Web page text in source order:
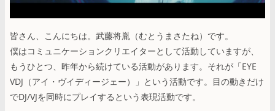
皆さん、こんにちは。武藤将胤（むとうまさたね）です。
僕はコミュニケーションクリエイターとして活動していますが、
もうひとつ、昨年から続けている活動があります。それが「EYE
VDJ（アイ・ヴイディージェー）」という活動です。目の動きだけ
でDJ/VJを同時にプレイするという表現活動です。